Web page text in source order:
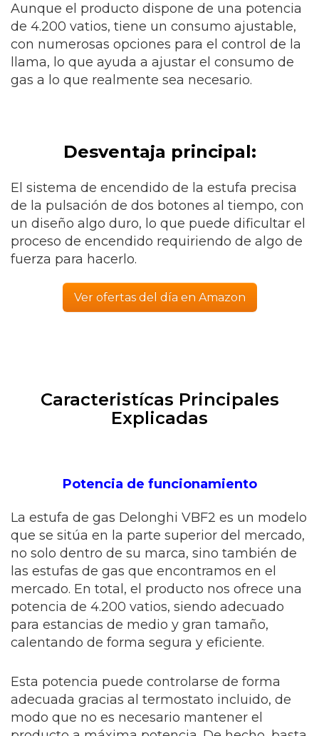
Aunque el producto dispone de una potencia
de 4.200 vatios, tiene un consumo ajustable,
con numerosas opciones para el control de la
llama, lo que ayuda a ajustar el consumo de
gas a lo que realmente sea necesario.
Desventaja principal:
El sistema de encendido de la estufa precisa
de la pulsación de dos botones al tiempo, con
un diseño algo duro, lo que puede dificultar el
proceso de encendido requiriendo de algo de
fuerza para hacerlo.
Ver ofertas del día en Amazon
Caracteristícas Principales
Explicadas
Potencia de funcionamiento
La estufa de gas Delonghi VBF2 es un modelo
que se sitúa en la parte superior del mercado,
no solo dentro de su marca, sino también de
las estufas de gas que encontramos en el
mercado. En total, el producto nos ofrece una
potencia de 4.200 vatios, siendo adecuado
para estancias de medio y gran tamaño,
calentando de forma segura y eficiente.
Esta potencia puede controlarse de forma
adecuada gracias al termostato incluido, de
modo que no es necesario mantener el